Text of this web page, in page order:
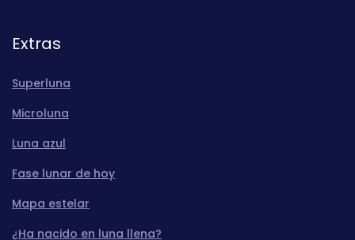
Extras
Superluna
Microluna
Luna azul
Fase lunar de hoy
Mapa estelar
¿Ha nacido en luna llena?